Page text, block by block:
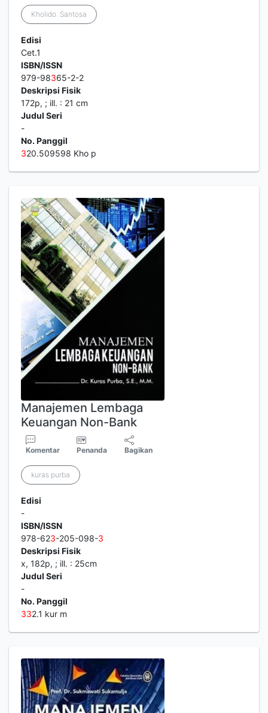
Kholido. Santosa
Edisi
Cet.1
ISBN/ISSN
979-98365-2-2
Deskripsi Fisik
172p, ; ill. : 21 cm
Judul Seri
-
No. Panggil
320.509598 Kho p
Manajemen Lembaga
Keuangan Non-Bank
Komentar Penanda Bagikan
kuras purba
Edisi
-
ISBN/ISSN
978-623-205-098-3
Deskripsi Fisik
x, 182p, ; ill. : 25cm
Judul Seri
-
No. Panggil
332.1 kur m